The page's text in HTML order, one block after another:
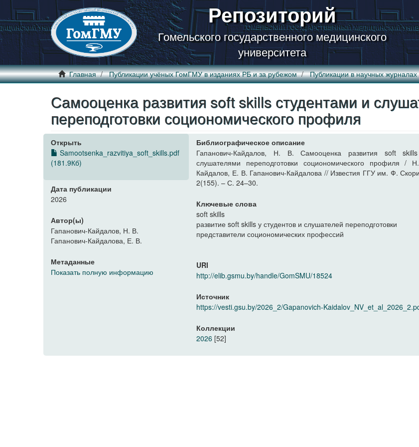
Репозиторий
Гомельского государственного медицинского
университета
Главная Публикации учёных ГомГМУ в изданиях РБ и за рубежом Публикации в научных журналах
Самооценка развития soft skills студентами и
переподготовки социономического профиля
Открыть
Samootsenka_razvitiya_soft_skills.pdf
(181.9Кб)
Дата публикации
2026
Автор(ы)
Гапанович-Кайдалов, Н. В.
Гапанович-Кайдалова, Е. В.
Метаданные
Показать полную информацию
Библиографическое описание
Гапанович-Кайдалов, Н. В. Самооценка развития soft
слушателями переподготовки социономического профиля /
Кайдалов, Е. В. Гапанович-Кайдалова // Известия ГГУ им. Ф.
2(155). – С. 24–30.
Ключевые слова
soft skills
развитие soft skills у студентов и слушателей переподготовки
представители социономических профессий
URI
http://elib.gsmu.by/handle/GomSMU/18524
Источник
https://vesti.gsu.by/2026_2/Gapanovich-
Коллекции
2026 [52]